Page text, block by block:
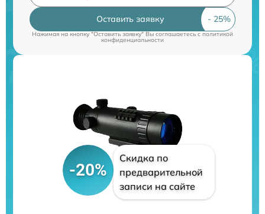
Оставить заявку
Нажимая на кнопку "Оставить заявку" Вы соглашаетесь cполитикой
конфиденциальности
-20%
Скидка по
предварительной
записи на сайте